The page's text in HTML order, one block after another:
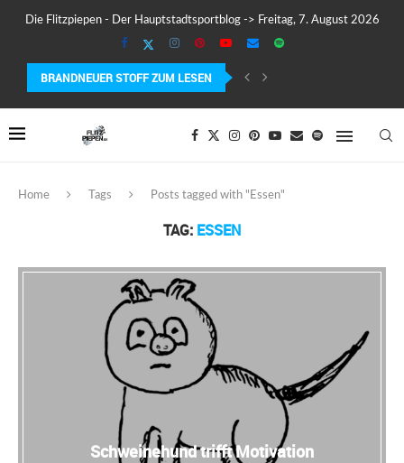
Die Flitzpiepen - Der Hauptstadtsportblog -> Freitag, 7. August 2026
BRANDNEUER STOFF ZUM LESEN
COROS PACE 4 IM TEST – LEICHT, SCHNELL...
Home Tags Posts tagged with "Essen"
TAG: ESSEN
Schweinehund trifft Motivation